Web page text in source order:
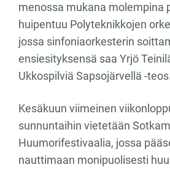
menossa mukana molempina
huipentuu Polyteknikkojen
jossa sinfoniaorkesterin
ensiesityksensä saa Yrjö
Ukkospilviä Sapsojärvellä -
Kesäkuun viimeinen
sunnuntaihin vietetään
Huumorifestivaalia, jossa
nauttimaan monipuolisesti